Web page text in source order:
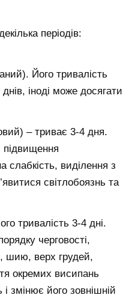
періодів:
Його тривалість
іноді може досягати
– триває 3-4 дня.
підвищення
слабкість, виділення з
світлобоязнь та
тривалість 3-4 дні.
черговості,
шию, верх грудей,
окремих висипань
і змінює його зовнішній